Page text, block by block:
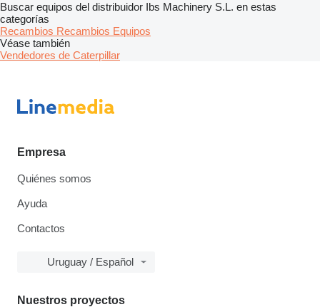
Buscar equipos del distribuidor Ibs Machinery S.L. en estas
categorías
Recambios Recambios Equipos
Véase también
Vendedores de Caterpillar
Empresa
Quiénes somos
Ayuda
Contactos
Uruguay / Español
Nuestros proyectos